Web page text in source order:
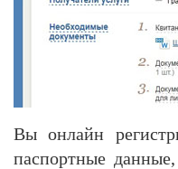
Вы онлайн
паспортные